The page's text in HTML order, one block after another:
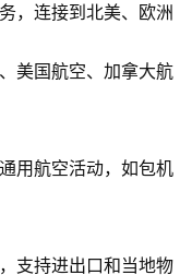
，连接到北美、欧洲
美国航空、加拿大航
用航空活动，如包机
支持进出口和当地物